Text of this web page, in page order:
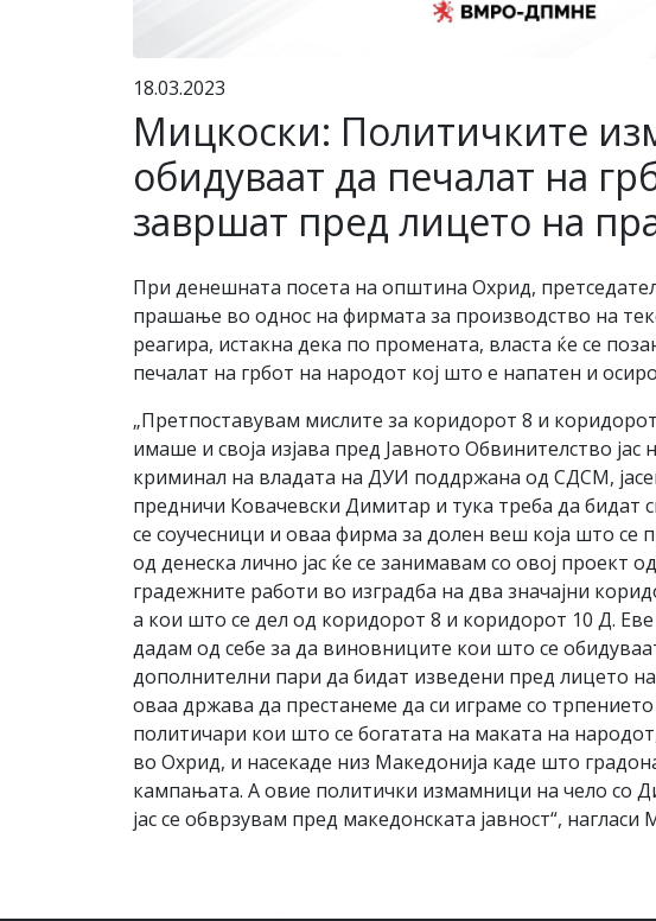
18.03.2023
Мицкоски: Политичките
обидуваат да печалат на
завршат пред лицето на
При денешната посета на општина Охрид,
прашање во однос на фирмата за производство на
реагира, истакна дека по промената, власта ќе се
печалат на грбот на народот кој што е напатен и
„Претпоставувам мислите за коридорот 8 и
имаше и своја изјава пред Јавното Обвинителство
криминал на владата на ДУИ поддржана од СДСМ,
предничи Ковачевски Димитар и тука треба да бидат
се соучесници и оваа фирма за долен веш која што се
од денеска лично јас ќе се занимавам со овој проект
градежните работи во изградба на два значајни
а кои што се дел од коридорот 8 и коридорот 10 Д.
дадам од себе за да виновниците кои што се
дополнителни пари да бидат изведени пред лицето
оваа држава да престанеме да си играме со
политичари кои што се богатата на маката на
во Охрид, и насекаде низ Македонија каде што
кампањата. А овие политички измамници на чело со
јас се обврзувам пред македонската јавност“, нагласи